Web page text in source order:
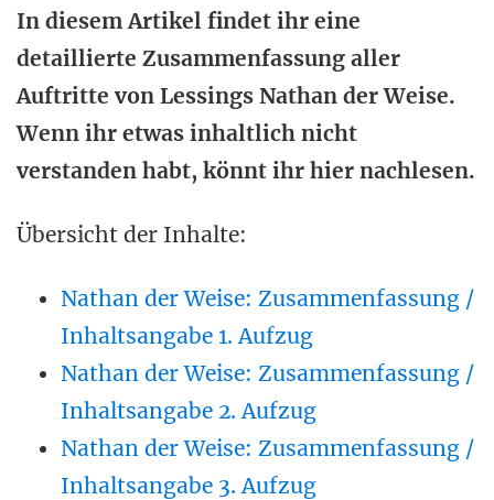
In diesem Artikel findet ihr eine
detaillierte Zusammenfassung aller
Auftritte von Lessings Nathan der Weise.
Wenn ihr etwas inhaltlich nicht
verstanden habt, könnt ihr hier nachlesen.
Übersicht der Inhalte:
Nathan der Weise: Zusammenfassung /
Inhaltsangabe 1. Aufzug
Nathan der Weise: Zusammenfassung /
Inhaltsangabe 2. Aufzug
Nathan der Weise: Zusammenfassung /
Inhaltsangabe 3. Aufzug